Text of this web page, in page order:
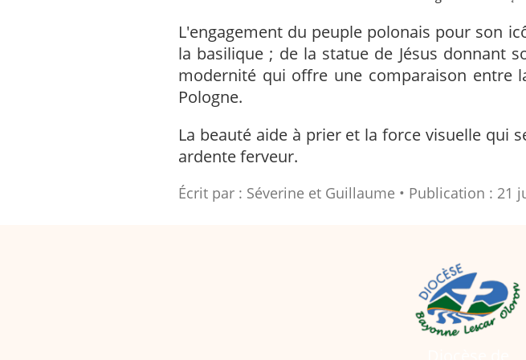
L'engagement du peuple polonais pour son
la basilique ; de la statue de Jésus donnant
modernité qui offre une comparaison entre
Pologne.
La beauté aide à prier et la force visuelle qui
ardente ferveur.
Écrit par : Séverine et Guillaume Publication : 21